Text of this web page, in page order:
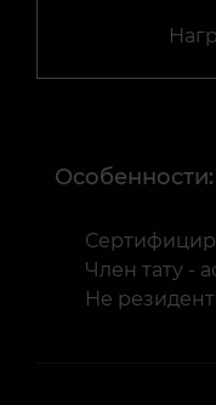
Особенности:
Член тату -
Не резидент